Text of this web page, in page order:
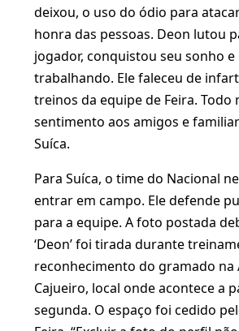
deixou, o uso do ódio para
honra das pessoas. Deon lutou
jogador, conquistou seu sonho
trabalhando. Ele faleceu de
treinos da equipe de Feira. Todo
sentimento aos amigos e
Suíca.
Para Suíca, o time do Nacional
entrar em campo. Ele defende
para a equipe. A foto postada
‘Deon’ foi tirada durante
reconhecimento do gramado na
Cajueiro, local onde acontece a
segunda. O espaço foi cedido